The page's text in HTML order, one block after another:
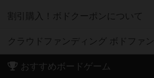
割引購入！ボドクーポンについて
クラウドファンディング ボドファン
おすすめボードゲーム